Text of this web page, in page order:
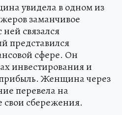
увидела в одном из
заманчивое
связался
представился
сфере. Он
инвестирования и
Женщина через
перевела на
свои сбережения.